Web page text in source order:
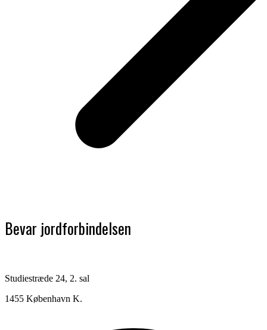
Bevar jordforbindelsen
Studiestræde 24, 2. sal
1455 København K.